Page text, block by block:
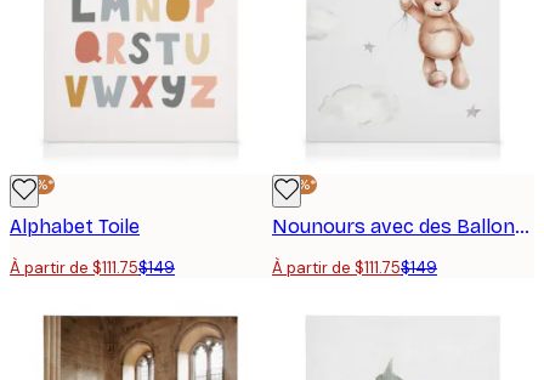
-25%*
Alphabet Toile
À partir de $111.75$149
-25%*
Nounours avec des Ballons Toile
À partir de $111.75$149